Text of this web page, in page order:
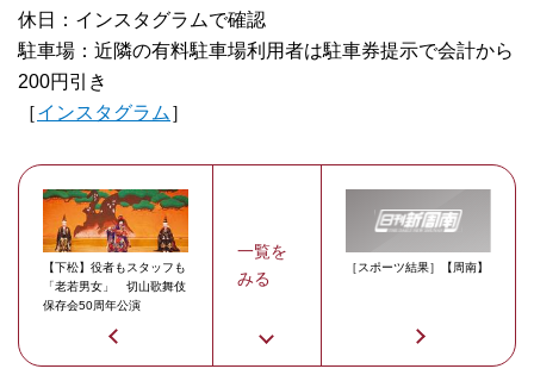
休日：インスタグラムで確認
駐車場：近隣の有料駐車場利用者は駐車券提示で会計から
200円引き
［インスタグラム ］
【下松】役者もスタッフも
「老若男女」 切山歌舞伎
保存会50周年公演
一覧を
みる
［スポーツ結果］【周南】